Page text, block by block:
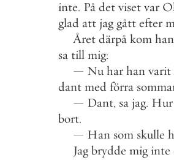
inte. På det viset var
glad att jag gått efter
Året därpå kom han
sa till mig:
— Nu har han varit
dant med förra
— Dant, sa jag. Hur
bort.
— Han som skulle
Jag brydde mig inte